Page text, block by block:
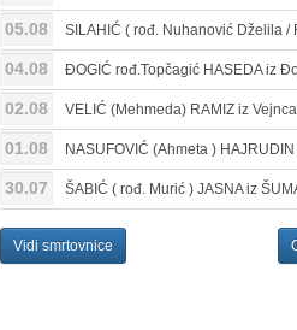
05.08 SILAHIĆ ( rođ. Nuhanović Dželila /
04.08 ĐOGIĆ rođ.Topčagić HASEDA iz
02.08 VELIĆ (Mehmeda) RAMIZ iz Vejnca
01.08 NASUFOVIĆ (Ahmeta )
30.07 ŠABIĆ ( rođ. Murić ) JASNA iz
Vidi smrtovnice